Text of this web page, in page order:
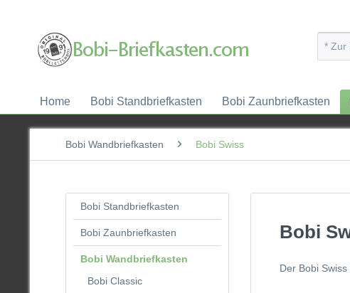
Home Bobi Standbriefkasten Bobi Zaunbriefkasten
Bobi Wandbriefkasten Bobi Swiss
Bobi Standbriefkasten
Bobi Zaunbriefkasten
Bobi Wandbriefkasten
Bobi Classic
Bobi
Der Bobi